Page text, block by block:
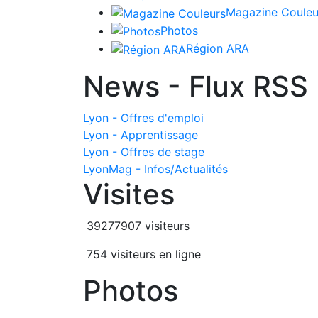
Magazine
Photos
Région ARA
News - Flux RSS
Lyon - Offres d'emploi
Lyon - Apprentissage
Lyon - Offres de stage
LyonMag - Infos/Actualités
Visites
39277907 visiteurs
754 visiteurs en ligne
Photos